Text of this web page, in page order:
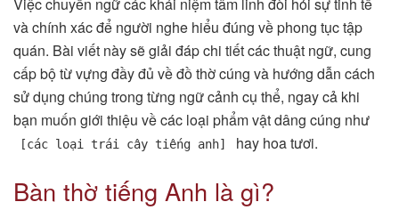
và chính xác để người nghe hiểu đúng về phong tục tập
quán. Bài viết này sẽ giải đáp chi tiết các thuật ngữ, cung
cấp bộ từ vựng đầy đủ về đồ thờ cúng và hướng dẫn cách
sử dụng chúng trong từng ngữ cảnh cụ thể, ngay cả khi
bạn muốn giới thiệu về các loại phẩm vật dâng cúng như
[các loại trái cây tiếng anh] hay hoa tươi.
Bàn thờ tiếng Anh là gì?